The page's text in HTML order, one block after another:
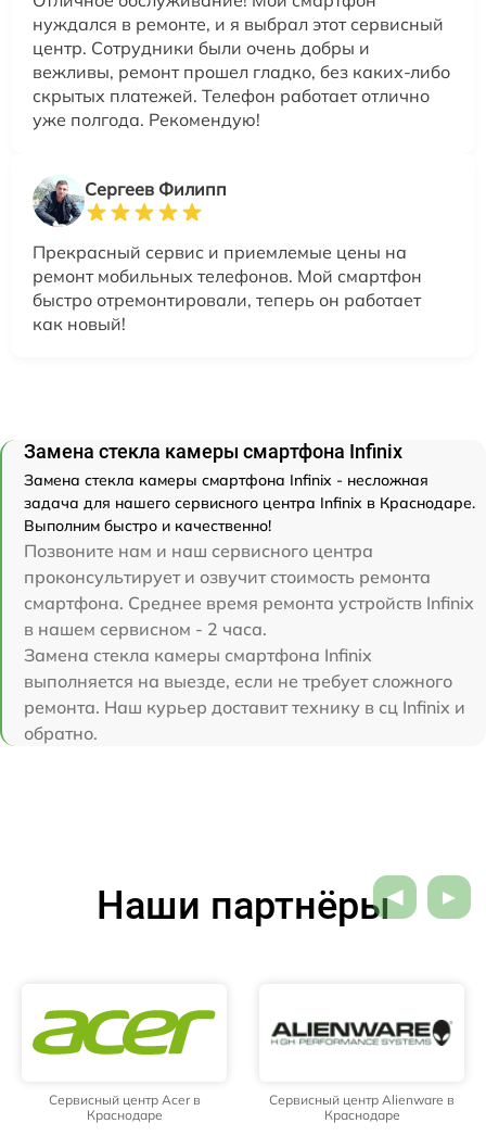
нуждался в ремонте, и я выбрал этот сервисный
центр. Сотрудники были очень добры и
вежливы, ремонт прошел гладко, без каких-либо
скрытых платежей. Телефон работает отлично
уже полгода. Рекомендую!
Сергеев Филипп
Прекрасный сервис и приемлемые цены на
ремонт мобильных телефонов. Мой смартфон
быстро отремонтировали, теперь он работает
как новый!
Замена стекла камеры смартфона Infinix
Замена стекла камеры смартфона Infinix - несложная
задача для нашего сервисного центра Infinix в Краснодаре.
Выполним быстро и качественно!
Позвоните нам и наш сервисного центра
проконсультирует и озвучит стоимость ремонта
смартфона. Среднее время ремонта устройств Infinix
в нашем сервисном - 2 часа.
Замена стекла камеры смартфона Infinix
выполняется на выезде, если не требует сложного
ремонта. Наш курьер доставит технику в сц Infinix и
обратно.
Наши партнёры
Сервисный центр Acer в
Краснодаре
Сервисный центр Alienware в
Краснодаре